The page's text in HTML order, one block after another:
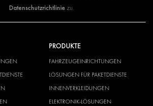
Datenschutzrichtlinie zu.
PRODUKTE
FAHRZEUGEINRICHTUNGEN
LÖSUNGEN FÜR PAKETDIENSTE
INNENVERKLEIDUNGEN
ELEKTRONIK-LÖSUNGEN